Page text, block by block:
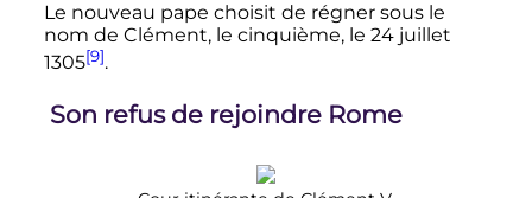
Le nouveau pape choisit de régner sous le
nom de Clément, le cinquième, le 24 juillet
1305[9].
Son refus de rejoindre Rome